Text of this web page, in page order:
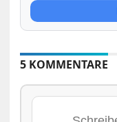
5 KOMMENTARE